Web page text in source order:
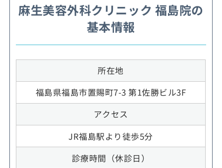
麻生美容外科クリニック 福島院の
基本情報
所在地
福島県福島市置賜町7-3 第1佐勝ビル3F
アクセス
JR福島駅より徒歩5分
診療時間（休診日）